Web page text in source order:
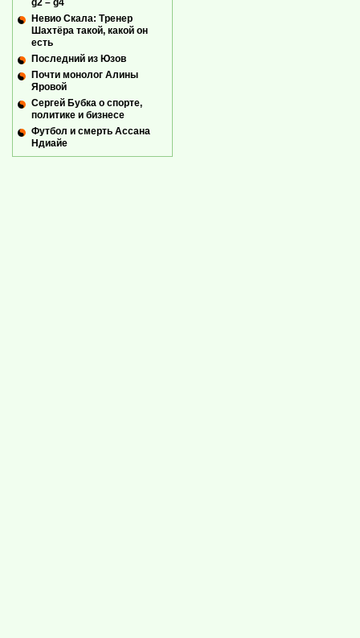
Невио Скала: Тренер
Шахтёра такой, какой он
есть
Последний из Юзов
Почти монолог Алины
Яровой
Сергей Бубка о спорте,
политике и бизнесе
Футбол и смерть Ассана
Ндиайе